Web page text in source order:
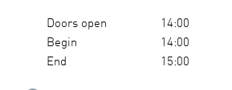
Doors open
14:00
Begin
14:00
End
15:00